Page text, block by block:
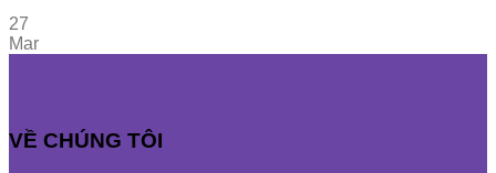
27
Mar
VỀ CHÚNG TÔI